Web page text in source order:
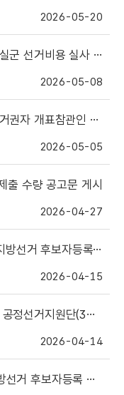
2026-05-20
실사 보조요원 채용 공고
2026-05-08
표참관인 신청 안내
2026-05-05
출 수량 공고문 게시
2026-04-27
작성 프로그램(V.7.07) 수정 게시
2026-04-15
공고에 따른 서류심사 결과 안내
2026-04-14
안내(도지사, 교육감 및 비례도의원선거)